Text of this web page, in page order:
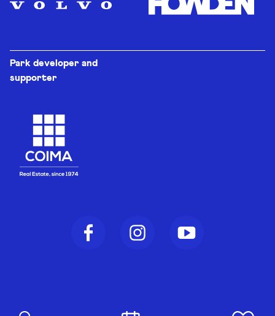
Park developer and
supporter